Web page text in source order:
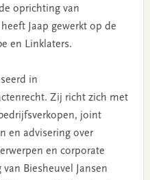
oprichting van
Jaap gewerkt op de
en Linklaters.
in
Zij richt zich met
joint
en advisering over
en corporate
Biesheuvel Jansen